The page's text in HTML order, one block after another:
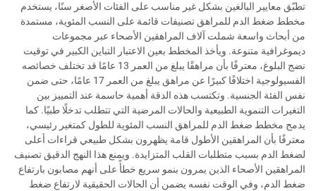
تطبّق معايير البالغين بشكل غير مناسب على الفئات الأصغر سنًا، يستخدم
مخطط ضغط الدم للمراهق تصنيفات قائمة على النسب المئوية، مستمدة
من أبحاث واسعة شملت آلاف المراهقين الأصحاء عبر مجموعات
ديموغرافية متنوعة. ويأخذ المخطط بعين الاعتبار التباين الكبير في توقيت
نضج البلوغ، معترفًا بأن مراهقًا يبلغ من العمر 13 عامًا قد تختلف خصائصه
الفسيولوجية اختلافًا كبيرًا عن مراهق يبلغ من العمر 17 عامًا، حتى ضمن
نفس الفئة الجنسية. وتكتسب هذه الدقة أهمية حاسمة عند التمييز بين
التغيرات التنموية الطبيعية والحالات المرضية التي تتطلب تدخلًا طبيًا. كما
يدمج مخطط ضغط الدم للمراهق النسب المئوية للطول كمتغير رئيسي،
معترفًا بأن المراهقين الأطول قامة يظهرون بشكل طبيعي قراءات أعلى
لضغط الدم بسبب متطلبات القلب المتزايدة. ويمنع هذا النهج الدقيق تصنيف
المراهقين الأصحاء الذين يمرون بنمو سريع خطأً على أنهم مصابون بارتفاع
ضغط الدم، وفي الوقت نفسه يضمن أن الحالات الحقيقية لارتفاع ضغط